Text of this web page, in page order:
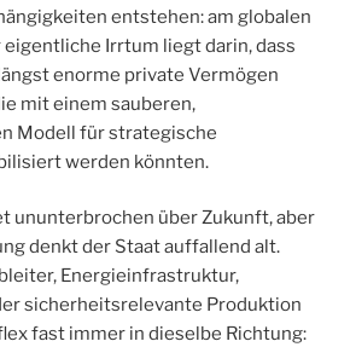
entstehen: am globalen
Irrtum liegt darin, dass
enorme private Vermögen
mit einem sauberen,
Modell für strategische
werden könnten.
ununterbrochen über Zukunft, aber
denkt der Staat auffallend alt.
Energieinfrastruktur,
sicherheitsrelevante Produktion
fast immer in dieselbe Richtung: